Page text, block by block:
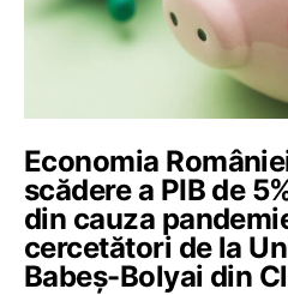
Economia
scădere a PIB de
din cauza
cercetători de la
Babeș-Bolyai din